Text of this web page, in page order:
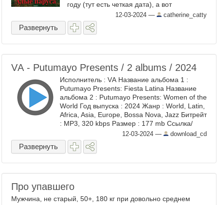
году (тут есть четкая дата), а вот
продолжается - в эпоху ретро, ибо
Джульетта/Ассоль выросла, но на ...
12-03-2024 — catherine_catty
Развернуть
VА - Рutumауо Рrеsеnts / 2 аlbums / 2024
Исполнитель : VА Название альбома 1 :
Рutumауо Рrеsеnts: Fiеstа Lаtinа Название
альбома 2 : Рutumауо Рrеsеnts: Wоmеn оf thе
Wоrld Год выпуска : 2024 Жанр : World, Latin,
Africa, Asia, Europe, Bossa Nova, Jazz Битрейт
: MP3, 320 kbps Размер : 177 mb Ссылка/
Скачать :: download ...12-03-2024 — download_cd
Развернуть
Про упавшего
Мужчина, не старый, 50+, 180 кг при довольно среднем